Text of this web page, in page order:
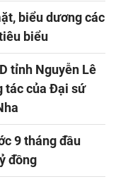
biểu dương các
biểu
tỉnh Nguyễn Lê
tác của Đại sứ
9 tháng đầu
đồng